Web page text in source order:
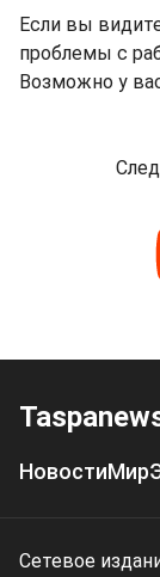
Если вы
проблемы с
Возможно у
НовостиМир
Сетевое